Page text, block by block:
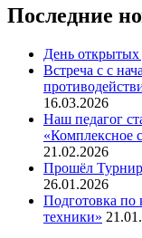
Последние
День открытых
Встреча с с
16.03.2026
Наш педагог
«Комплексное
21.02.2026
Прошёл
26.01.2026
Подготовка по
техники»